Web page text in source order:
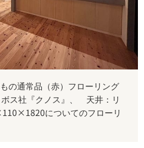
の通常品（赤）フローリング
ス社『クノス』、 天井：リ
についてのフローリ